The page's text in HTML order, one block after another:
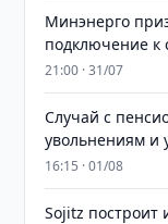
Минэнерго
подключение к
21:00 · 31/07
Случай с
увольнениям и
16:15 · 01/08
Sojitz построит